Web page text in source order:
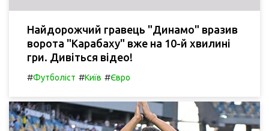
Найдорожчий гравець "Динамо" вразив
ворота "Карабаху" вже на 10-й хвилині
гри. Дивіться відео!
#Футболіст #Київ #Євро